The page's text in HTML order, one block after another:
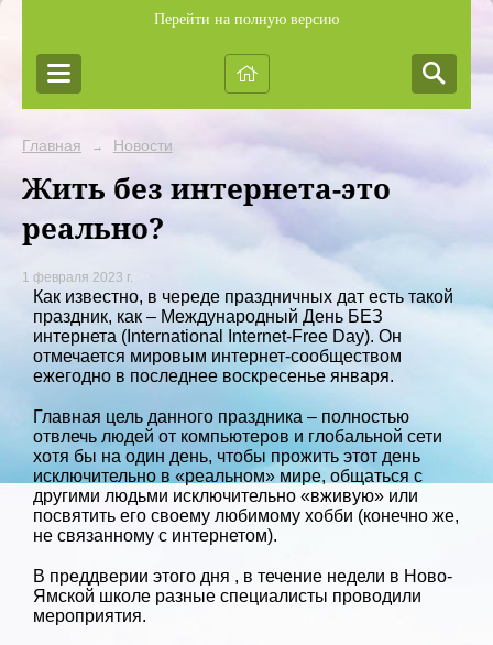
Перейти на полную версию
Главная → Новости
Жить без интернета-это
реально?
1 февраля 2023 г.
Как известно, в череде праздничных дат есть такой
праздник, как – Международный День БЕЗ
интернета (International Internet-Free Day). Он
отмечается мировым интернет-сообществом
ежегодно в последнее воскресенье января.
Главная цель данного праздника – полностью
отвлечь людей от компьютеров и глобальной сети
хотя бы на один день, чтобы прожить этот день
исключительно в «реальном» мире, общаться с
другими людьми исключительно «вживую» или
посвятить его своему любимому хобби (конечно же,
не связанному с интернетом).
В преддверии этого дня , в течение недели в Ново-
Ямской школе разные специалисты проводили
мероприятия.